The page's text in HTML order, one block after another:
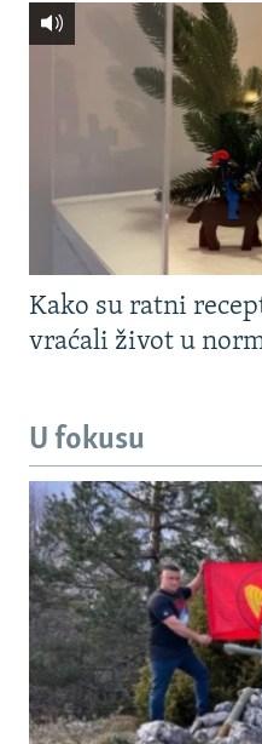
Kako su ratni
vraćali život u
U fokusu